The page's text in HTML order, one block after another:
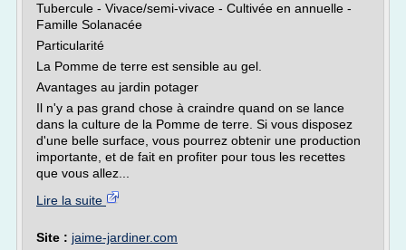
Tubercule - Vivace/semi-vivace - Cultivée en annuelle -
Famille Solanacée
Particularité
La Pomme de terre est sensible au gel.
Avantages au jardin potager
Il n'y a pas grand chose à craindre quand on se lance
dans la culture de la Pomme de terre. Si vous disposez
d'une belle surface, vous pourrez obtenir une production
importante, et de fait en profiter pour tous les recettes
que vous allez...
Lire la suite
Site : jaime-jardiner.com